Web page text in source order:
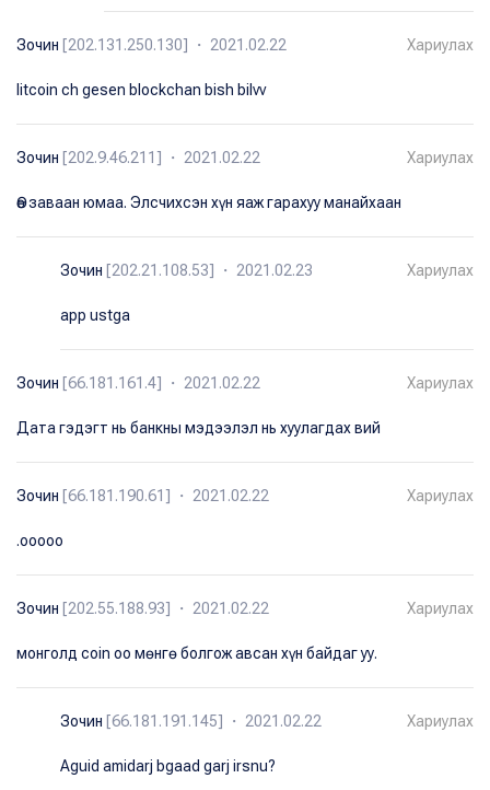
Зочин [202.131.250.130] ・ 2021.02.22 Хариулах
litcoin ch gesen blockchan bish bilvv
Зочин [202.9.46.211] ・ 2021.02.22 Хариулах
Өө заваан юмаа. Элсчихсэн хүн яаж гарахуу манайхаан
Зочин [202.21.108.53] ・ 2021.02.23 Хариулах
app ustga
Зочин [66.181.161.4] ・ 2021.02.22 Хариулах
Дата гэдэгт нь банкны мэдээлэл нь хуулагдах вий
Зочин [66.181.190.61] ・ 2021.02.22 Хариулах
.ооооо
Зочин [202.55.188.93] ・ 2021.02.22 Хариулах
монголд coin оо мөнгө болгож авсан хүн байдаг уу.
Зочин [66.181.191.145] ・ 2021.02.22 Хариулах
Aguid amidarj bgaad garj irsnu?